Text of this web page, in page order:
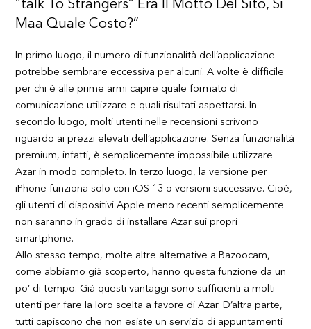
“talk To Strangers” Era Il Motto Del Sito, Sì
Maa Quale Costo?”
In primo luogo, il numero di funzionalità dell’applicazione
potrebbe sembrare eccessiva per alcuni. A volte è difficile
per chi è alle prime armi capire quale formato di
comunicazione utilizzare e quali risultati aspettarsi. In
secondo luogo, molti utenti nelle recensioni scrivono
riguardo ai prezzi elevati dell’applicazione. Senza funzionalità
premium, infatti, è semplicemente impossibile utilizzare
Azar in modo completo. In terzo luogo, la versione per
iPhone funziona solo con iOS 13 o versioni successive. Cioè,
gli utenti di dispositivi Apple meno recenti semplicemente
non saranno in grado di installare Azar sui propri
smartphone.
Allo stesso tempo, molte altre alternative a Bazoocam,
come abbiamo già scoperto, hanno questa funzione da un
po’ di tempo. Già questi vantaggi sono sufficienti a molti
utenti per fare la loro scelta a favore di Azar. D’altra parte,
tutti capiscono che non esiste un servizio di appuntamenti